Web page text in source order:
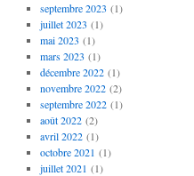
septembre 2023 (1)
juillet 2023 (1)
mai 2023 (1)
mars 2023 (1)
décembre 2022(1)
novembre 2022(2)
septembre 2022(1)
août 2022(2)
avril 2022(1)
octobre 2021 (1)
juillet 2021 (1)